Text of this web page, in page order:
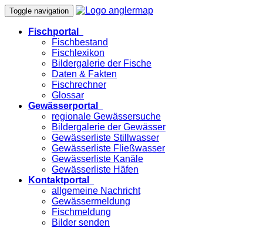
Toggle navigation
Fischportal
Fischbestand
Fischlexikon
Bildergalerie der Fische
Daten & Fakten
Fischrechner
Glossar
Gewässerportal
regionale Gewässersuche
Bildergalerie der Gewässer
Gewässerliste Stillwasser
Gewässerliste Fließwasser
Gewässerliste Kanäle
Gewässerliste Häfen
Kontaktportal
allgemeine Nachricht
Gewässermeldung
Fischmeldung
Bilder senden